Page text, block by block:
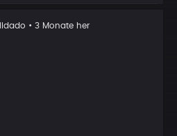
• 3 Monate her